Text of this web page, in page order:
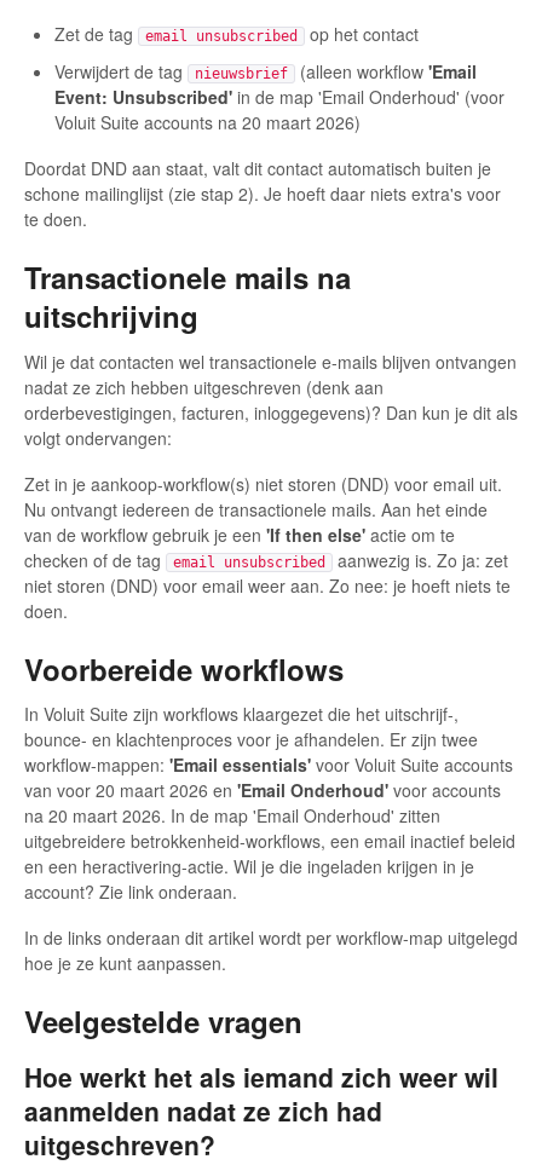
Zet de tag email unsubscribed
op het contact
Verwijdert de tag
nieuwsbrief (alleen workflow 'Email
Event: Unsubscribed' in de map 'Email Onderhoud' (voor
Voluit Suite accounts na 20 maart 2026)
Doordat DND aan staat, valt dit contact automatisch buiten je
schone mailinglijst (zie stap 2). Je hoeft daar niets extra's voor
te doen.
Transactionele mails na
uitschrijving
Wil je dat contacten wel transactionele e-mails blijven ontvangen
nadat ze zich hebben uitgeschreven (denk aan
orderbevestigingen, facturen, inloggegevens)? Dan kun je dit als
volgt ondervangen:
Zet in je aankoop-workflow(s) niet storen (DND) voor email uit.
Nu ontvangt iedereen de transactionele mails. Aan het einde
van de workflow gebruik je een 'If then else' actie om te
checken of de tag
email unsubscribed
aanwezig is. Zo ja: zet
niet storen (DND) voor email weer aan. Zo nee: je hoeft niets te
doen.
Voorbereide workflows
In Voluit Suite zijn workflows klaargezet die het uitschrijf-,
bounce- en klachtenproces voor je afhandelen. Er zijn twee
workflow-mappen: 'Email essentials' voor Voluit Suite accounts
van voor 20 maart 2026 en 'Email Onderhoud' voor accounts
na 20 maart 2026. In de map 'Email Onderhoud' zitten
uitgebreidere betrokkenheid-workflows, een email inactief beleid
en een heractivering-actie. Wil je die ingeladen krijgen in je
account? Zie link onderaan.
In de links onderaan dit artikel wordt per workflow-map uitgelegd
hoe je ze kunt aanpassen.
Veelgestelde vragen
Hoe werkt het als iemand zich weer wil
aanmelden nadat ze zich had
uitgeschreven?